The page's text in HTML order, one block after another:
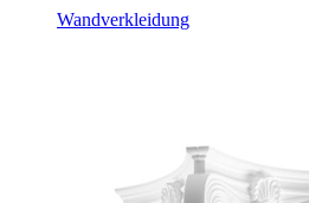
Wandverkleidung